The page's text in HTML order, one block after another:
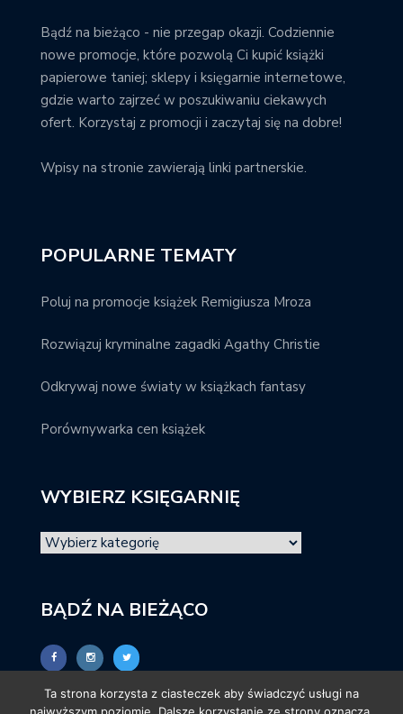
Bądź na bieżąco - nie przegap okazji. Codziennie
nowe promocje, które pozwolą Ci kupić książki
papierowe taniej; sklepy i księgarnie internetowe,
gdzie warto zajrzeć w poszukiwaniu ciekawych
ofert. Korzystaj z promocji i zaczytaj się na dobre!
Wpisy na stronie zawierają linki partnerskie.
POPULARNE TEMATY
Poluj na promocje książek Remigiusza Mroza
Rozwiązuj kryminalne zagadki Agathy Christie
Odkrywaj nowe światy w książkach fantasy
Porównywarka cen książek
WYBIERZ KSIĘGARNIĘ
BĄDŹ NA BIEŻĄCO
Ta strona korzysta z ciasteczek aby świadczyć usługi na